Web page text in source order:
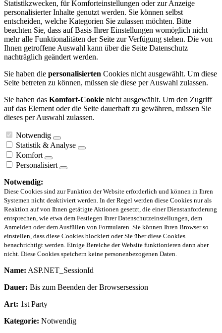
Statistikzwecken, für Komforteinstellungen oder zur Anzeige
personalisierter Inhalte genutzt werden. Sie können selbst
entscheiden, welche Kategorien Sie zulassen möchten. Bitte
beachten Sie, dass auf Basis Ihrer Einstellungen womöglich nicht
mehr alle Funktionalitäten der Seite zur Verfügung stehen. Die von
Ihnen getroffene Auswahl kann über die Seite Datenschutz
nachträglich geändert werden.
Sie haben die personalisierten Cookies nicht ausgewählt. Um diese
Seite betreten zu können, müssen sie diese per Auswahl zulassen.
Sie haben das Komfort-Cookie nicht ausgewählt. Um den Zugriff
auf das Element oder die Seite dauerhaft zu gewähren, müssen Sie
dieses per Auswahl zulassen.
Notwendig
Statistik & Analyse
Komfort
Personalisiert
Notwendig:
Diese Cookies sind zur Funktion der Website erforderlich und können in Ihren
Systemen nicht deaktiviert werden. In der Regel werden diese Cookies nur als
Reaktion auf von Ihnen getätigte Aktionen gesetzt, die einer Dienstanforderung
entsprechen, wie etwa dem Festlegen Ihrer Datenschutzeinstellungen, dem
Anmelden oder dem Ausfüllen von Formularen. Sie können Ihren Browser so
einstellen, dass diese Cookies blockiert oder Sie über diese Cookies
benachrichtigt werden. Einige Bereiche der Website funktionieren dann aber
nicht. Diese Cookies speichern keine personenbezogenen Daten.
Name: ASP.NET_SessionId
Dauer: Bis zum Beenden der Browsersession
Art: 1st Party
Kategorie: Notwendig